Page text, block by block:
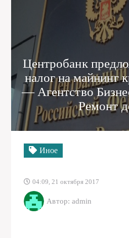
Центробанк
налог на майнинг
— Агентство
Ремонт
Иное
04:09, 21 октября 2017
Автор: admin